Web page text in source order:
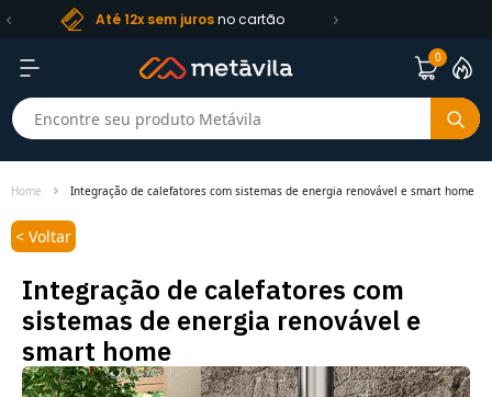
Até 12x sem jurosno cartão
0
Home Integração de calefatores com sistemas de energia renovável e smart home
< Voltar
Integração de calefatores com
sistemas de energia renovável e
smart home